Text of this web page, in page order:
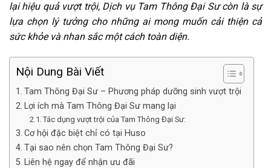
lại hiệu quả vượt trội, Dịch vụ Tam Thông Đại Sư còn là sự
lựa chọn lý tưởng cho những ai mong muốn cải thiện cả
sức khỏe và nhan sắc một cách toàn diện.
Nội Dung Bài Viết
Tam Thông Đại Sư – Phương pháp dưỡng sinh vượt trội
Lợi ích mà Tam Thông Đại Sư mang lại
Tác dụng vượt trội của Tam Thông Đại Sư:
Cơ hội đặc biệt chỉ có tại Huso
Tại sao nên chọn Tam Thông Đại Sư?
Liên hệ ngay để nhận ưu đãi